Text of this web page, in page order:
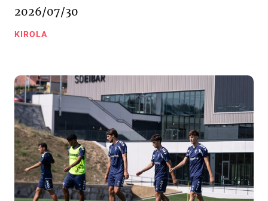
2026/07/30
KIROLA